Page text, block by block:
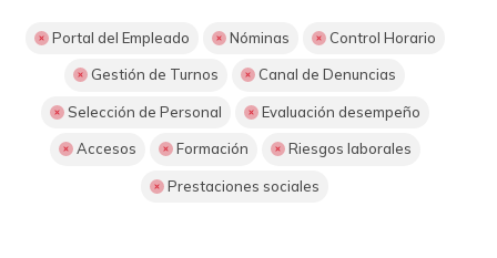
Portal del Empleado Nóminas Control Horario
Gestión de Turnos Canal de Denuncias
Selección de Personal Evaluación desempeño
Accesos Formación Riesgos laborales
Prestaciones sociales